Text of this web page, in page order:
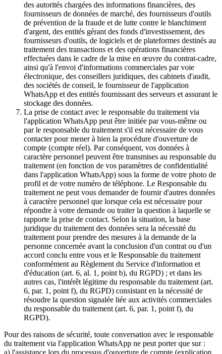
des autorités chargées des informations financières, des
fournisseurs de données de marché, des fournisseurs d'outils
de prévention de la fraude et de lutte contre le blanchiment
d'argent, des entités gérant des fonds d'investissement, des
fournisseurs d'outils, de logiciels et de plateformes destinés au
traitement des transactions et des opérations financières
effectuées dans le cadre de la mise en œuvre du contrat-cadre,
ainsi qu'à l'envoi d'informations commerciales par voie
électronique, des conseillers juridiques, des cabinets d'audit,
des sociétés de conseil, le fournisseur de l'application
WhatsApp et des entités fournissant des serveurs et assurant le
stockage des données.
La prise de contact avec le responsable du traitement via
l'application WhatsApp peut être initiée par vous-même ou
par le responsable du traitement s'il est nécessaire de vous
contacter pour mener à bien la procédure d'ouverture de
compte (compte réel). Par conséquent, vos données à
caractère personnel peuvent être transmises au responsable du
traitement (en fonction de vos paramètres de confidentialité
dans l'application WhatsApp) sous la forme de votre photo de
profil et de votre numéro de téléphone. Le Responsable du
traitement ne peut vous demander de fournir d'autres données
à caractère personnel que lorsque cela est nécessaire pour
répondre à votre demande ou traiter la question à laquelle se
rapporte la prise de contact. Selon la situation, la base
juridique du traitement des données sera la nécessité du
traitement pour prendre des mesures à la demande de la
personne concernée avant la conclusion d'un contrat ou d'un
accord conclu entre vous et le Responsable du traitement
conformément au Règlement du Service d'information et
d'éducation (art. 6, al. 1, point b), du RGPD) ; et dans les
autres cas, l'intérêt légitime du responsable du traitement (art.
6, par. 1, point f), du RGPD) consistant en la nécessité de
résoudre la question signalée liée aux activités commerciales
du responsable du traitement (art. 6, par. 1, point f), du
RGPD).
Pour des raisons de sécurité, toute conversation avec le responsable
du traitement via l'application WhatsApp ne peut porter que sur :
a) l'assistance lors du processus d'ouverture de compte (explication